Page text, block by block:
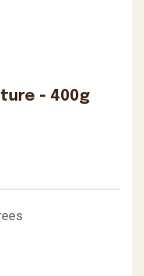
- 400g